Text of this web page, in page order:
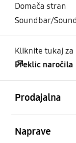
Domača stran
Soundbar/
Kliknite tukaj
Preklic naročila
Prodajalna
Naprave